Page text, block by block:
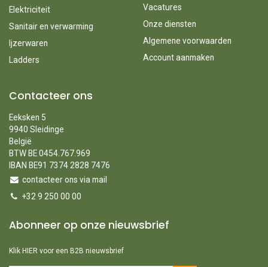
Elektriciteit
Sanitair en verwarming
Ijzerwaren
Ladders
Vacatures
Onze diensten
Algemene voorwaarden
Account aanmaken
Contacteer ons
Eeksken 5
9940 Sleidinge
België
BTW BE 0454.767.969
IBAN BE91 7374 2828 7476
contacteer ons via mail
+32 9 250 00 00
Abonneer op onze nieuwsbrief
Klik HIER voor een B2B nieuwsbrief